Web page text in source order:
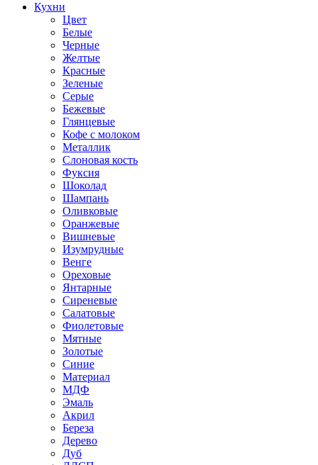
Кухни
Цвет
Белые
Черные
Желтые
Красные
Зеленые
Серые
Бежевые
Глянцевые
Кофе с молоком
Металлик
Слоновая кость
Фуксия
Шоколад
Шампань
Оливковые
Оранжевые
Вишневые
Изумрудные
Венге
Ореховые
Янтарные
Сиреневые
Салатовые
Фиолетовые
Мятные
Золотые
Синие
Материал
МДФ
Эмаль
Акрил
Береза
Дерево
Дуб